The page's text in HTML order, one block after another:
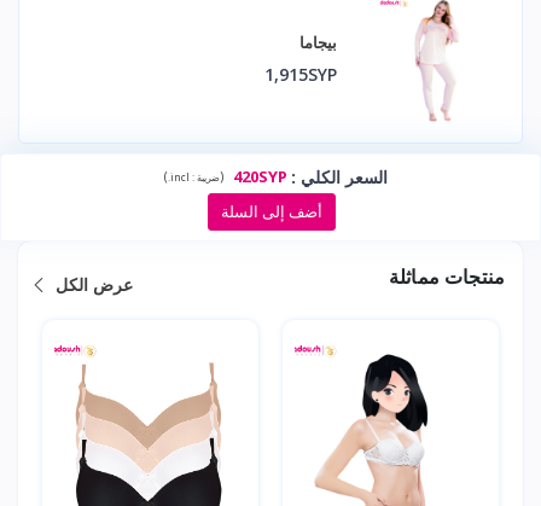
بيجاما
1,915SYP
السعر الكلي :
420SYP
(ضريبة : incl.
)
أضف إلى السلة
منتجات مماثلة عرض الكل